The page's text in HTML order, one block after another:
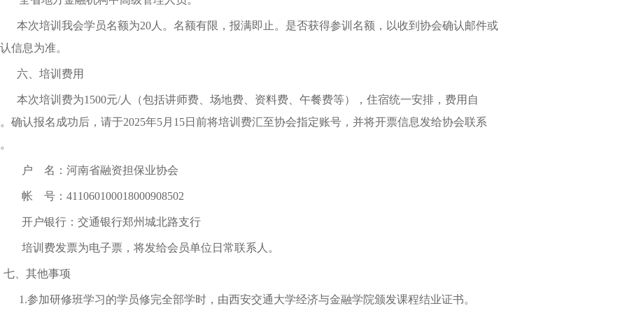
本次培训我会学员名额为20 人 。名额有限，报满即止。是否获得参训名额，以收到协会确认邮件或
信息为准。
六、培训费用
本次培训 费为1500元/人
（包括讲师费、场地费、资料费、午餐费等），住宿统一安排，费用自
确认报名成功后，请于2025年5月 15日前将培训费汇至协会指定账号，并将开票信息发给协会联系
户 名：河南省融资担保业协会
帐 号：411060100018000908502
开户银行：交通银行郑州城北路支行
培训费发票为电子票，将发给会员单位日常联系人。
七、其他事项
1.参加研修班学习的学员修完全部学时，由西安交通大学经济与金融学院颁发课程结业证书。